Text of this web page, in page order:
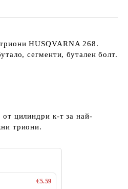
HUSQVARNA 268.
сегменти, бутален болт.
цилиндри к-т за най-
триони.
€5.59